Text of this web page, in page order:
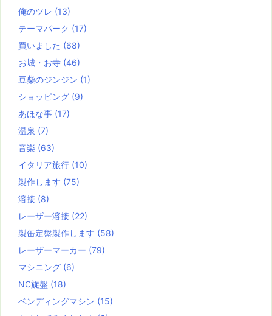
俺のツレ (13)
テーマパーク (17)
買いました (68)
お城・お寺 (46)
豆柴のジンジン (1)
ショッピング (9)
あほな事 (17)
温泉 (7)
音楽 (63)
イタリア旅行 (10)
製作します (75)
溶接 (8)
レーザー溶接 (22)
製缶定盤製作します (58)
レーザーマーカー (79)
マシニング (6)
NC旋盤 (18)
ベンディングマシン (15)